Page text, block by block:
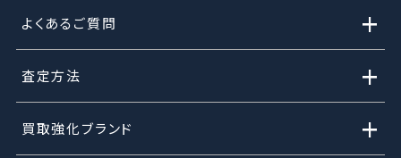
よくあるご質問 +
査定方法 +
買取強化ブランド +